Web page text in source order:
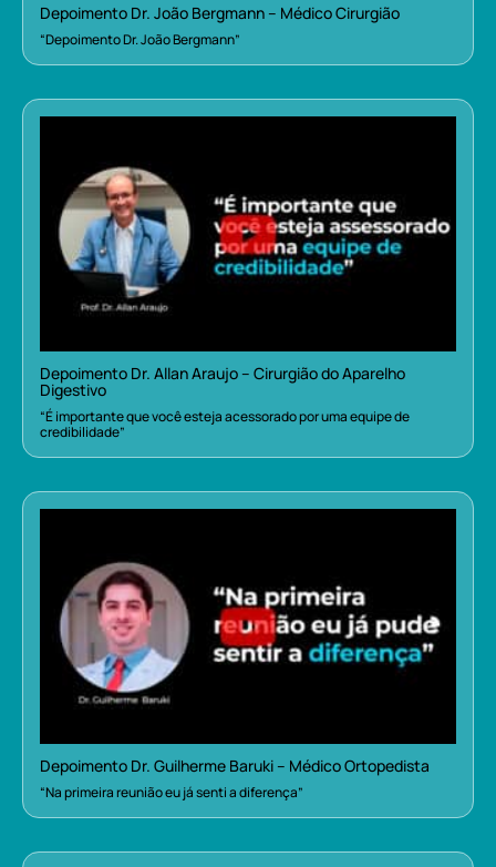
Depoimento Dr. João Bergmann – Médico Cirurgião
“Depoimento Dr. João Bergmann”
Depoimento Dr. Allan Araujo – Cirurgião do Aparelho
Digestivo
“É importante que você esteja acessorado por uma equipe de
credibilidade”
Depoimento Dr. Guilherme Baruki – Médico Ortopedista
“Na primeira reunião eu já senti a diferença”